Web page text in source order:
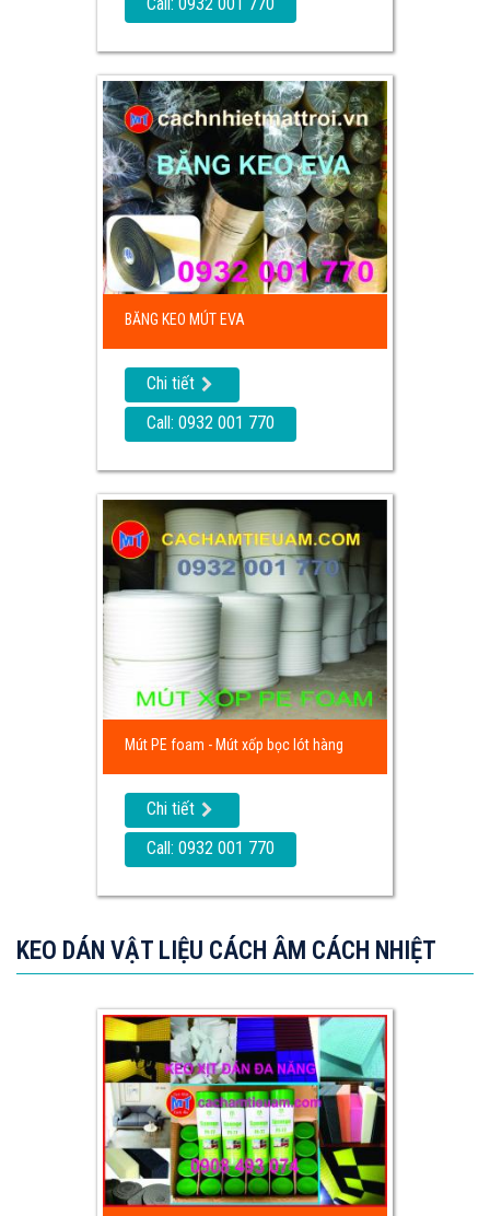
BĂNG KEO MÚT EVA
Chi tiết
Call: 0932 001 770
Mút PE foam - Mút xốp bọc lót hàng
Chi tiết
Call: 0932 001 770
KEO DÁN VẬT LIỆU CÁCH ÂM CÁCH NHIỆT